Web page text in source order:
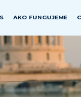
AKO FUNGUJEME
AUSTRÁLIA &